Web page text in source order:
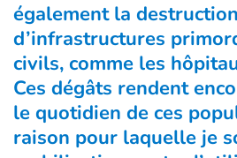
également la destruction
d’infrastructures
civils, comme les
Ces dégâts rendent
le quotidien de ces
raison pour laquelle je